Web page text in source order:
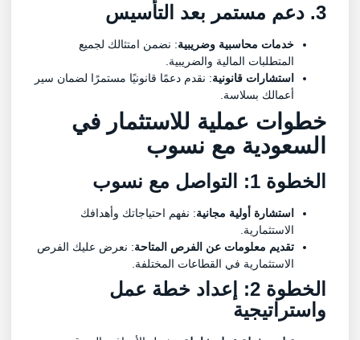
3. دعم مستمر بعد التأسيس
خدمات محاسبية وضريبية: نضمن امتثالك لجميع
المتطلبات المالية والضريبية.
استشارات قانونية: نقدم دعمًا قانونيًا مستمرًا لضمان سير
أعمالك بسلاسة.
خطوات عملية للاستثمار في
السعودية مع نسوب
الخطوة 1: التواصل مع نسوب
استشارة أولية مجانية: نفهم احتياجاتك وأهدافك
الاستثمارية.
تقديم معلومات عن الفرص المتاحة: نعرض عليك الفرص
الاستثمارية في القطاعات المختلفة.
الخطوة 2: إعداد خطة عمل
واستراتيجية